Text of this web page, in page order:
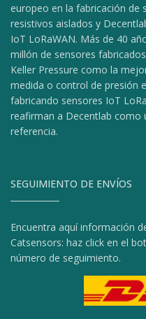
europeo en la fabricación de
resistivos aislados y
IoT LoRaWAN. Más de 40
millón de sensores
Keller Pressure como la
medida o control de presión
fabricando sensores IoT
reafirman a Decentlab como
referencia.
SEGUIMIENTO DE ENVÍOS
Encuentra aquí información
Catsensors: haz click en el
número de seguimiento.